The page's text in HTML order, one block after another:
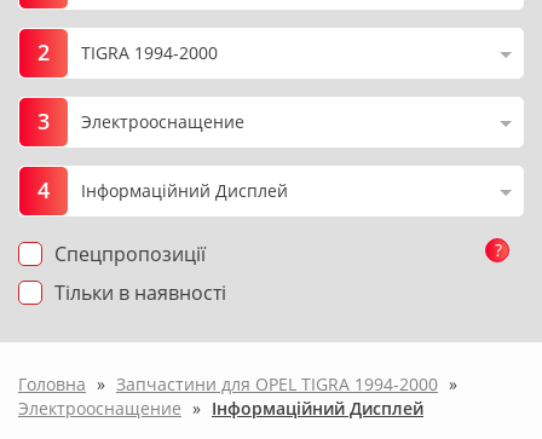
2
3
4
Спецпропозиції
Тільки в наявності
?
Головна » Запчастини для OPEL TIGRA 1994-2000 »
Электрооснащение » Інформаційний Дисплей